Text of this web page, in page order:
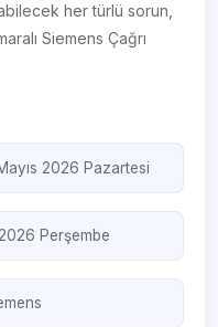
her türlü sorun,
Siemens Çağrı
2026 Pazartesi
Perşembe